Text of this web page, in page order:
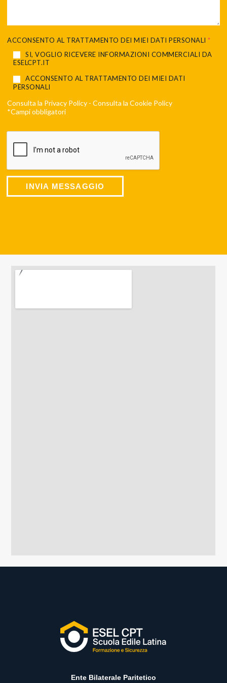
ACCONSENTO AL TRATTAMENTO DEI MIEI DATI PERSONALI*
SI, VOGLIO RICEVERE INFORMAZIONI COMMERCIALI DA
ESELCPT.IT
ACCONSENTO AL TRATTAMENTO DEI MIEI DATI
PERSONALI
Consulta la Privacy Policy - Consulta laCookie Policy
*Campi obbligatori
INVIA MESSAGGIO
Ente Bilaterale Paritetico